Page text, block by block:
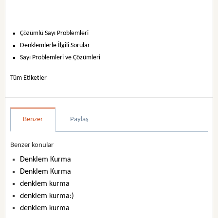
Çözümlü Sayı Problemleri
Denklemlerle İlgili Sorular
Sayı Problemleri ve Çözümleri
Tüm Etiketler
Benzer Paylaş
Benzer konular
Denklem Kurma
Denklem Kurma
denklem kurma
denklem kurma:)
denklem kurma